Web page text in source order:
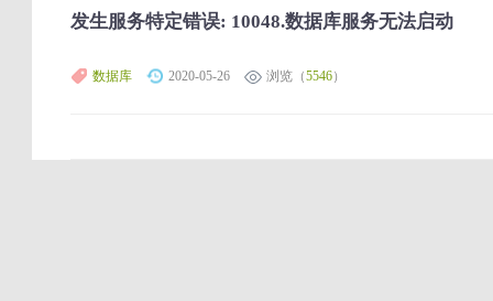
发生服务特定错误: 10048.数据库服务无法启动
数据库 2020-05-26 浏览（5546）